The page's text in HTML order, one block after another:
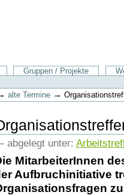
Gruppen / Projekte
alte Termine →
abgelegt unter:
MitarbeiterInnen
Aufbruchinitiative